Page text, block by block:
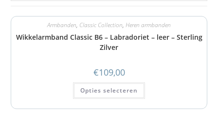
Armbanden, Classic Collection, Heren armbanden
Wikkelarmband Classic B6 – Labradoriet – leer – Sterling
Zilver
€109,00
Opties selecteren